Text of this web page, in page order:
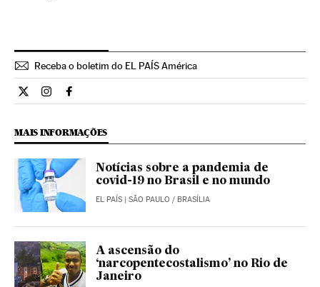
Receba o boletim do EL PAÍS América
Opiniao El País Brasil en Twitter
Opiniao El País Brasil en Instagram
Opiniao El País Brasil en Facebook
MAIS INFORMAÇÕES
Notícias sobre a pandemia de
covid-19 no Brasil e no mundo
EL PAÍS | SÃO PAULO / BRASÍLIA
A ascensão do
‘narcopentecostalismo’ no Rio de
Janeiro